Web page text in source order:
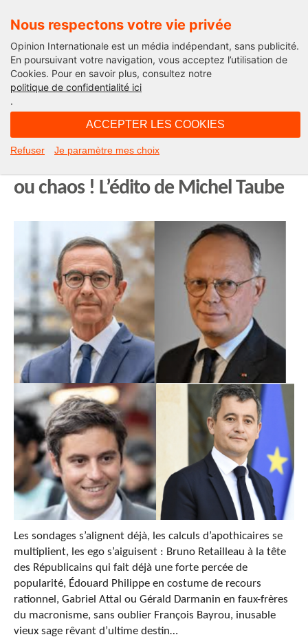
Nous respectons votre vie privée
Opinion Internationale est un média indépendant, sans publicité.
En poursuivant votre navigation, vous acceptez l’utilisation de
Cookies. Pour en savoir plus, consultez notre
politique de confidentialité ici
.
ACCEPTER LES COOKIES
Refuser Je paramètre mes choix
Edito
2027 : Retailleau, Philippe, Attal,
ou chaos ! L’édito de Michel Taube
Les sondages s’alignent déjà, les calculs d’apothicaires se
multiplient, les ego s’aiguisent : Bruno Retailleau à la tête
des Républicains qui fait déjà une forte percée de
popularité, Édouard Philippe en costume de recours
rationnel, Gabriel Attal ou Gérald Darmanin en faux-frères
du macronisme, sans oublier François Bayrou, inusable
vieux sage rêvant d’ultime destin…